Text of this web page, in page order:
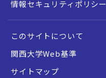
情報セキュリティポリシー
このサイトについて
関西大学Web基準
サイトマップ